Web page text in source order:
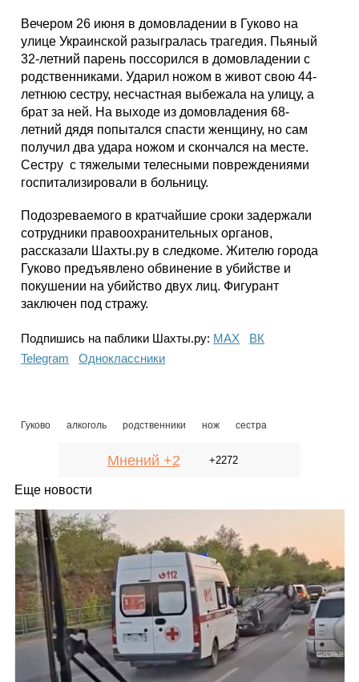
Карты
Фотогалерея
Вечером 26 июня в домовладении в Гуково на
улице Украинской разыгралась трагедия. Пьяный
32-летний парень поссорился в домовладении с
родственниками. Ударил ножом в живот свою 44-
летнюю сестру, несчастная выбежала на улицу, а
брат за ней. На выходе из домовладения 68-
летний дядя попытался спасти женщину, но сам
получил два удара ножом и скончался на месте.
Сестру с тяжелыми телесными повреждениями
госпитализировали в больницу.
Подозреваемого в кратчайшие сроки задержали
сотрудники правоохранительных органов,
рассказали Шахты.ру в следкоме. Жителю города
Гуково предъявлено обвинение в убийстве и
покушении на убийство двух лиц. Фигурант
заключен под стражу.
Подпишись на паблики Шахты.ру: МАХ
ВК
Telegram
Одноклассники
Гуково алкоголь родственники нож сестра
Мнений +2 +2272
Еще новости